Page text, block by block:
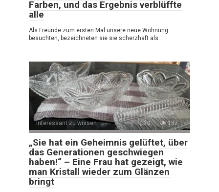
Farben, und das Ergebnis verblüffte
alle
Als Freunde zum ersten Mal unsere neue Wohnung
besuchten, bezeichneten sie sie scherzhaft als
Interessant zu wissen 0 187
„Sie hat ein Geheimnis gelüftet, über
das Generationen geschwiegen
haben!“ – Eine Frau hat gezeigt, wie
man Kristall wieder zum Glänzen
bringt